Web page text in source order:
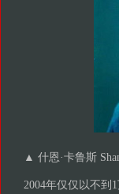
▲ 什恩·卡鲁斯
2004年仅仅以不到